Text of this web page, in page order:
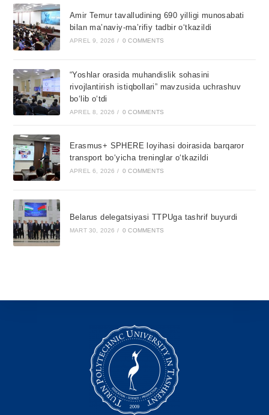
Amir Temur tavalludining 690 yilligi munosabati
bilan ma’naviy-ma’rifiy tadbir o‘tkazildi
APREL 9, 2026 / 0 COMMENTS
“Yoshlar orasida muhandislik sohasini
rivojlantirish istiqbollari” mavzusida uchrashuv
bo‘lib o‘tdi
APREL 8, 2026 / 0 COMMENTS
Erasmus+ SPHERE loyihasi doirasida barqaror
transport bo‘yicha treninglar o‘tkazildi
APREL 6, 2026 / 0 COMMENTS
Belarus delegatsiyasi TTPUga tashrif buyurdi
MART 30, 2026 / 0 COMMENTS